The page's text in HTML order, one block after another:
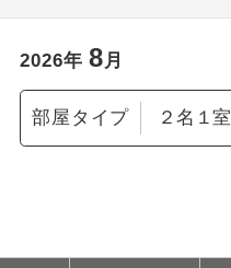
2026年 8月
部屋タイプ